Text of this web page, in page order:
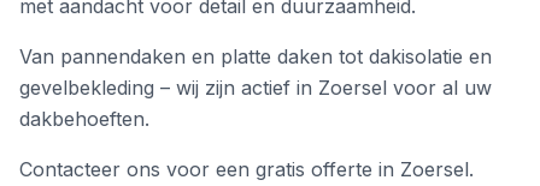
met aandacht voor detail en duurzaamheid.
Van pannendaken en platte daken tot dakisolatie en
gevelbekleding – wij zijn actief in Zoersel voor al uw
dakbehoeften.
Contacteer ons voor een gratis offerte in Zoersel.